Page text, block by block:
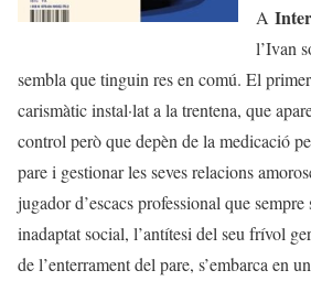
A
l’Ivan
sembla que tinguin res en comú. El
carismàtic instal·lat a la trentena, que
control però que depèn de la medicació
pare i gestionar les seves relacions
jugador d’escacs professional que sempre
inadaptat social, l’antítesi del seu frívol
de l’enterrament del pare, s’embarca en